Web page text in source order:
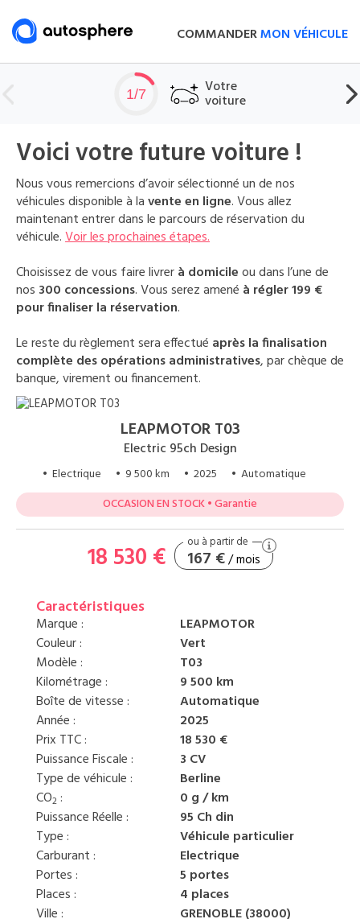
COMMANDERMON VÉHICULE
1/7 Votre
voiture
Voici votre future voiture !
Nous vous remercions d’avoir sélectionné un de nos
véhicules disponible à lavente en ligne. Vous allez
maintenant entrer dans le parcours de réservation du
véhicule.Voir les prochaines étapes.
Choisissez de vous faire livrerà domicileou dans l’une de
nos 300 concessions. Vous serez amené à régler 199 €
pour finaliser la réservation.
Le reste du règlement sera effectué après la finalisation
complète des opérations administratives, par chèque de
banque, virement ou financement.
LEAPMOTOR T03
Electric 95ch Design
• Electrique • 9 500 km • 2025
• Automatique
OCCASION EN STOCK • Garantie
18 530 € 167 €/ mois
Caractéristiques
Marque :
LEAPMOTOR
Couleur :
Vert
Modèle :
T03
Kilométrage :
9 500 km
Boîte de vitesse :
Automatique
Année :
2025
Prix TTC :
18 530 €
Puissance Fiscale :
3 CV
Type de véhicule :
Berline
CO2 :
0 g / km
Puissance Réelle :
95 Ch din
Type :
Véhicule particulier
Carburant :
Electrique
Portes :
5 portes
Places :
4 places
Ville :
GRENOBLE (38000)